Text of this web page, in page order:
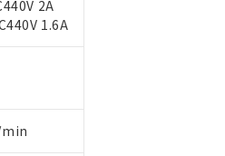
2A
1.6A
min
」をご確認ください。
洩または開示しないようお願いしま
は、I-Webメンバーズにご登録され
いて、当社および当社の共同利用者
な範囲で利用することをご了承くだ
。
す。
深刻な影響を及ぼさない年数を意
おそれがある場合は、取り引きをい
キャンセル
たはお客様担当のオムロン制御